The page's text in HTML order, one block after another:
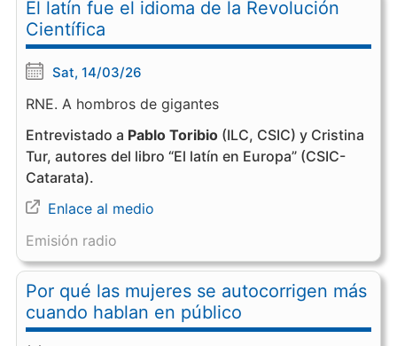
El latín fue el idioma de la Revolución
Científica
Sat, 14/03/26
RNE. A hombros de gigantes
Entrevistado a Pablo Toribio(ILC, CSIC) y Cristina
Tur, autores del libro “El latín en Europa” (CSIC-
Catarata).
Enlace al medio
Emisión radio
Por qué las mujeres se autocorrigen más
cuando hablan en público